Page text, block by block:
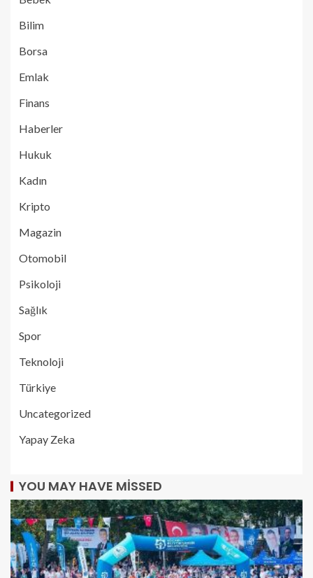
Bilim
Borsa
Emlak
Finans
Haberler
Hukuk
Kadın
Kripto
Magazin
Otomobil
Psikoloji
Sağlık
Spor
Teknoloji
Türkiye
Uncategorized
Yapay Zeka
YOU MAY HAVE MISSED